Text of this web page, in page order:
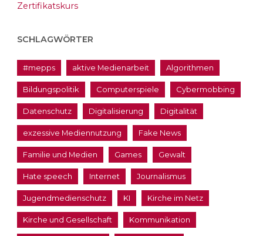
Zertifikatskurs
SCHLAGWÖRTER
#mepps aktive Medienarbeit Algorithmen
Bildungspolitik Computerspiele Cybermobbing
Datenschutz Digitalisierung Digitalität
exzessive Mediennutzung Fake News
Familie und Medien Games Gewalt
Hate speech Internet Journalismus
Jugendmedienschutz KI Kirche im Netz
Kirche und Gesellschaft Kommunikation